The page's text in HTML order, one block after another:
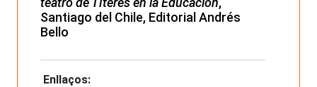
Santiago del Chile, Editorial Andrés
Bello
Enllaços: